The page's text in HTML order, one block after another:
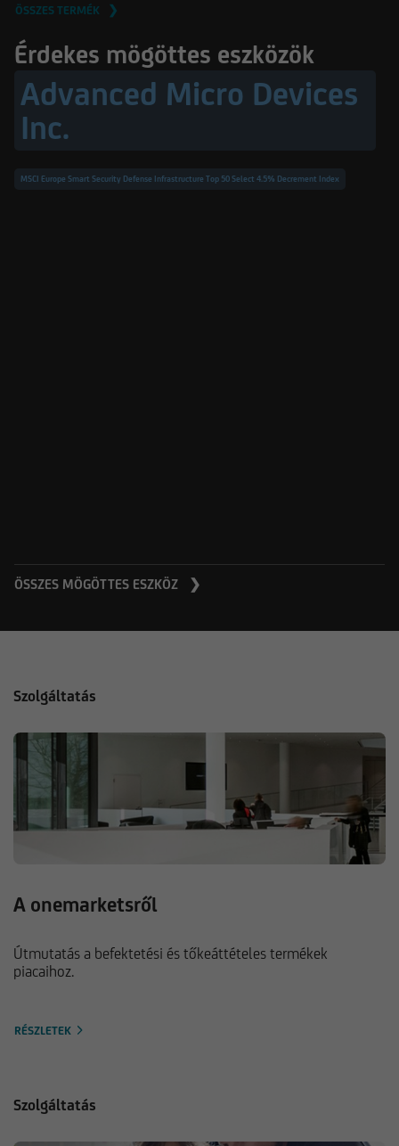
ÖSSZES TERMÉK ❯
Érdekes mögöttes eszközök
Advanced Micro Devices
Inc.
MSCI Europe Smart Security Defense Infrastructure Top 50 Select 4.5% Decrement Index
ÖSSZES MÖGÖTTES ESZKÖZ ❯
Szolgáltatás
A onemarketsről
Útmutatás a befektetési és tőkeáttételes termékek
piacaihoz.
RÉSZLETEK
Szolgáltatás